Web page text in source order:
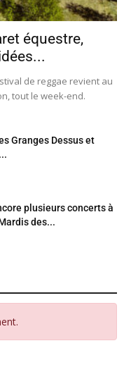
équestre,
de reggae revient au
tout le week-end.
Granges Dessus et
plusieurs concerts à
des...